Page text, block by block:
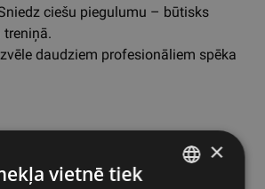
ciešu piegulumu – būtisks
daudziem profesionāliem spēka
vai smagiem pacēlieniem?
×
vietnē tiek